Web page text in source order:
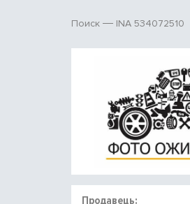
Поиск INA 534072510
Продавець: